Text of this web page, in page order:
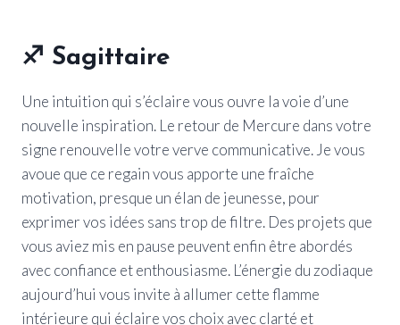
♐ Sagittaire
Une intuition qui s’éclaire vous ouvre la voie d’une
nouvelle inspiration. Le retour de Mercure dans votre
signe renouvelle votre verve communicative. Je vous
avoue que ce regain vous apporte une fraîche
motivation, presque un élan de jeunesse, pour
exprimer vos idées sans trop de filtre. Des projets que
vous aviez mis en pause peuvent enfin être abordés
avec confiance et enthousiasme. L’énergie du zodiaque
aujourd’hui vous invite à allumer cette flamme
intérieure qui éclaire vos choix avec clarté et